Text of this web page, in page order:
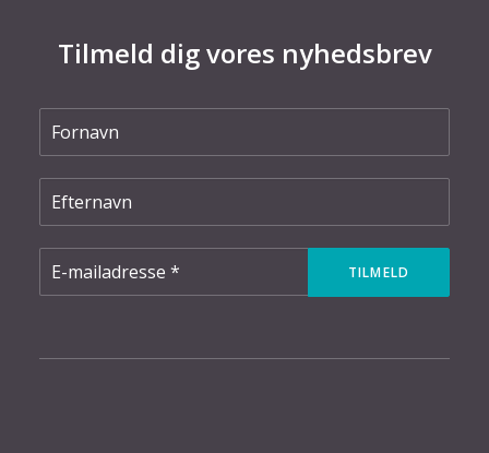
Tilmeld dig vores nyhedsbrev